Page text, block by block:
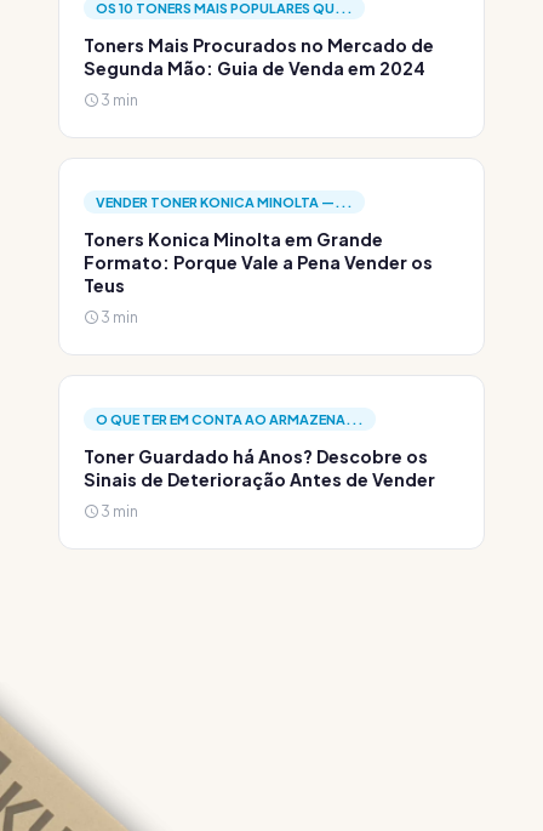
OS 10 TONERS MAIS POPULARES QU...
Toners Mais Procurados no Mercado de
Segunda Mão: Guia de Venda em 2024
3 min
VENDER TONER KONICA MINOLTA —...
Toners Konica Minolta em Grande
Formato: Porque Vale a Pena Vender os
Teus
3 min
O QUE TER EM CONTA AO ARMAZENA...
Toner Guardado há Anos? Descobre os
Sinais de Deterioração Antes de Vender
3 min